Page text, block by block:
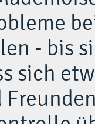
- bis
sich